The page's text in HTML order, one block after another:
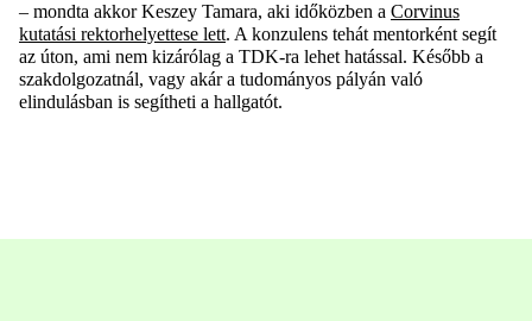
– mondta akkor Keszey Tamara, aki időközben a Corvinus
kutatási rektorhelyettese lett. A konzulens tehát mentorként segít
az úton, ami nem kizárólag a TDK-ra lehet hatással. Később a
szakdolgozatnál, vagy akár a tudományos pályán való
elindulásban is segítheti a hallgatót.